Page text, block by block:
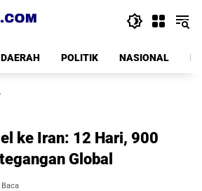
POLITIK NASIONAL
ke Iran: 12 Hari, 900
Global